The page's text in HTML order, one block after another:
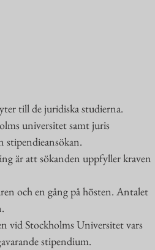
till de juridiska studierna.
universitet samt juris
stipendieansökan.
är att sökanden uppfyller kraven
och en gång på hösten. Antalet
vid Stockholms Universitet vars
stipendium.